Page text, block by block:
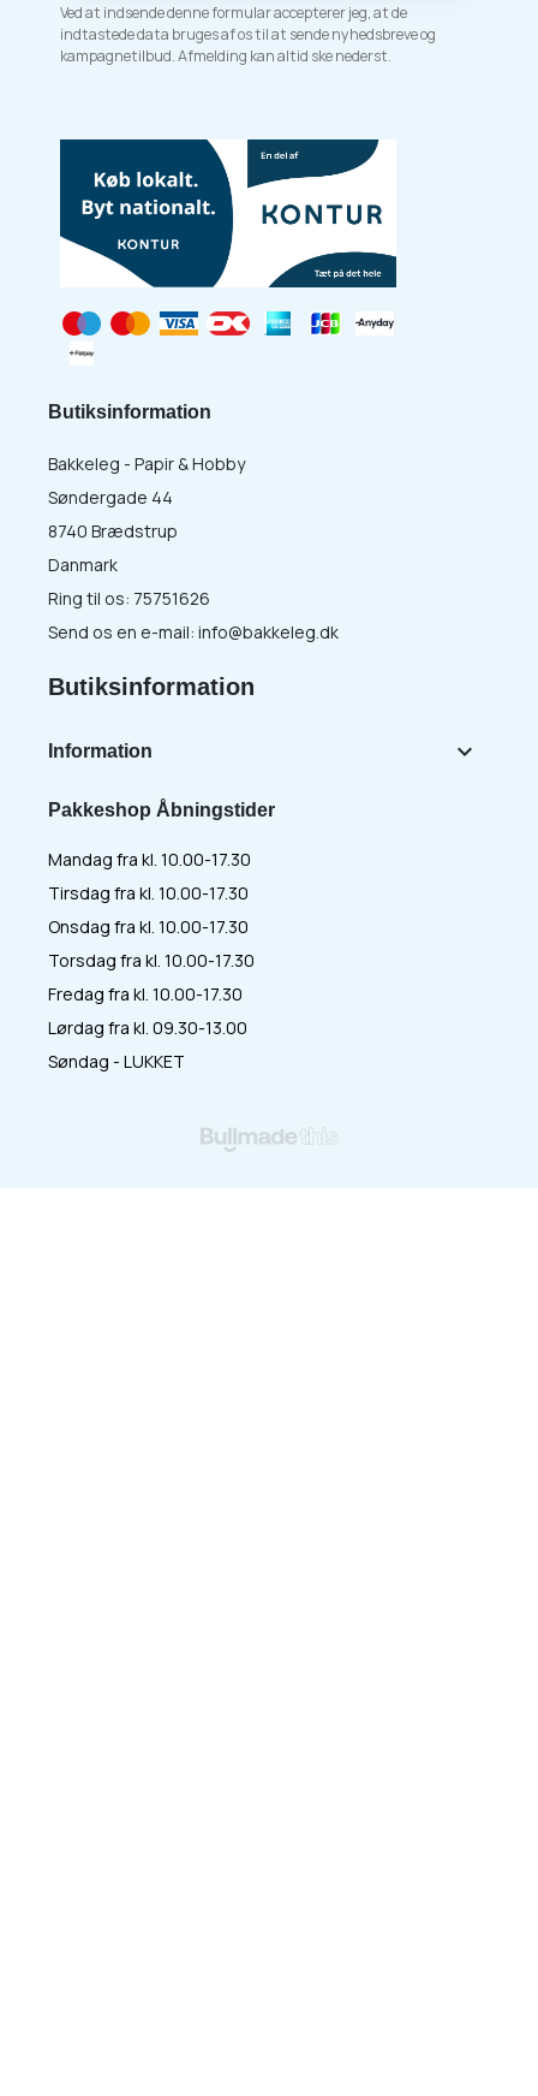
Ved at indsende denne formular accepterer jeg, at de
indtastede data bruges af os til at sende nyhedsbreve og
kampagnetilbud. Afmelding kan altid ske nederst.
Pakkeshop Åbningstider
Mandag fra kl. 10.00-17.30
Tirsdag fra kl. 10.00-17.30
Onsdag fra kl. 10.00-17.30
Torsdag fra kl. 10.00-17.30
Fredag fra kl. 10.00-17.30
Lørdag fra kl. 09.30-13.00
Søndag - LUKKET
Butiksinformation
Bakkeleg - Papir & Hobby
Søndergade 44
8740 Brædstrup
Danmark
Ring til os: 75751626
Send os en e-mail: info@bakkeleg.dk
Butiksinformation
Information 